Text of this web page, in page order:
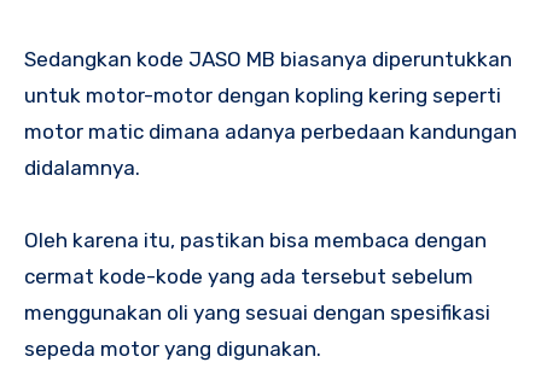
Sedangkan kode JASO MB biasanya diperuntukkan
untuk motor-motor dengan kopling kering seperti
motor matic dimana adanya perbedaan kandungan
didalamnya.
Oleh karena itu, pastikan bisa membaca dengan
cermat kode-kode yang ada tersebut sebelum
menggunakan oli yang sesuai dengan spesifikasi
sepeda motor yang digunakan.